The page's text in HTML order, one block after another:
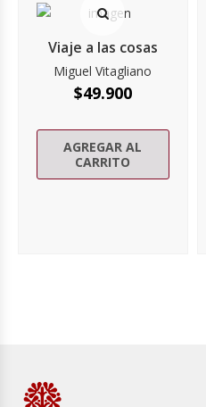
Viaje a las cosas
Miguel Vitagliano
$49.900
AGREGAR AL
CARRITO